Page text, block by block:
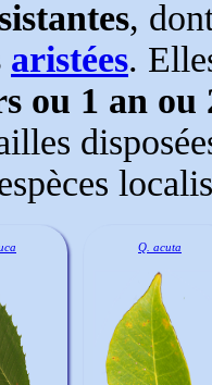
,
aristées.
ou 1 an ou
Q. acuta